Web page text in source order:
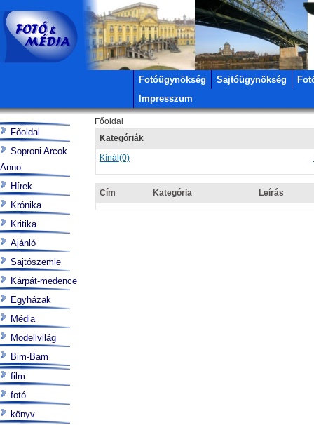
Fotóügynökség Sajtóügynökség
Impresszum
Főoldal
Kategóriák
Kínál (0)
Cím Kategória Leírás
Főoldal
Soproni Arcok
Anno
Hírek
Krónika
Kritika
Ajánló
Sajtószemle
Kárpát-medence
Egyházak
Média
Modellvilág
Bim-Bam
film
fotó
könyv